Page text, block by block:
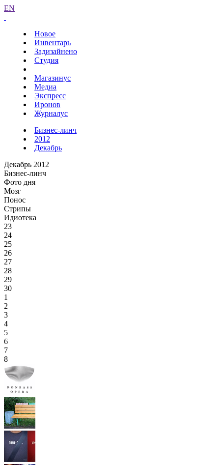
EN
Новое
Инвентарь
Задизайнено
Студия
Магазинус
Медиа
Экспресс
Иронов
Журналус
Бизнес-линч
2012
Декабрь
Декабрь 2012
Бизнес-линч
Фото дня
Мозг
Понос
Стрипы
Идиотека
23
24
25
26
27
28
29
30
1
2
3
4
5
6
7
8